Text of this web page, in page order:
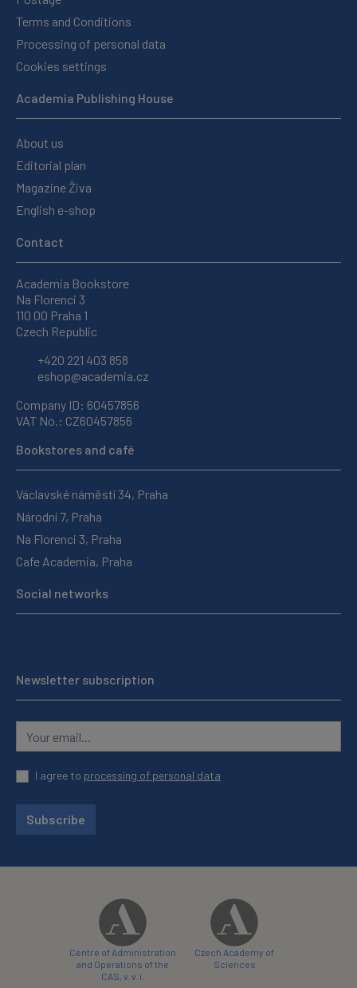
Terms and Conditions
Processing of personal data
Cookies settings
Academia Publishing House
About us
Editorial plan
Magazine Živa
English e-shop
Contact
Academia Bookstore
Na Florenci 3
110 00 Praha 1
Czech Republic
+420 221 403 858
eshop@academia.cz
Company ID: 60457856
VAT No.: CZ60457856
Bookstores and café
Václavské náměstí 34, Praha
Národní 7, Praha
Na Florenci 3, Praha
Cafe Academia, Praha
Social networks
Newsletter subscription
I agree to processing of personal data
Subscribe
Centre of Administration
and Operations of the
CAS, v. v. i.
Czech Academy of
Sciences